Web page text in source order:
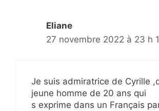
Eliane
27 novembre 2022 à 23 h
Je suis admiratrice de Cyrille
jeune homme de 20 ans qui
s exprime dans un Français